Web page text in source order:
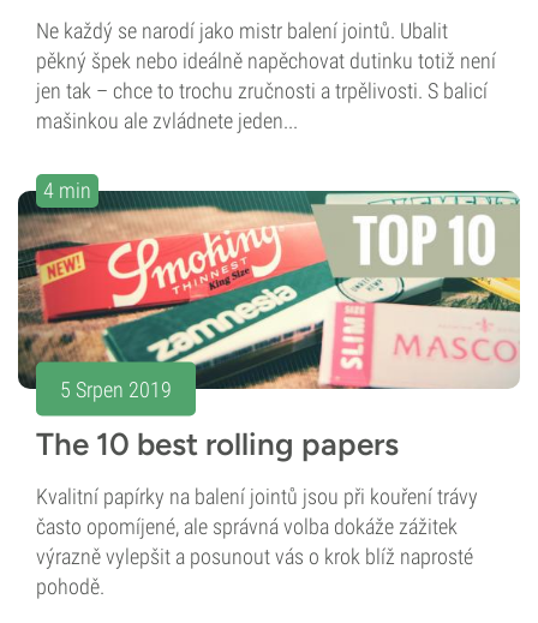
Ne každý se narodí jako mistr balení jointů. Ubalit
pěkný špek nebo ideálně napěchovat dutinku totiž není
jen tak – chce to trochu zručnosti a trpělivosti. S balicí
mašinkou ale zvládnete jeden...
4 min
5 Srpen 2019
The 10 best rolling papers
Kvalitní papírky na balení jointů jsou při kouření trávy
často opomíjené, ale správná volba dokáže zážitek
výrazně vylepšit a posunout vás o krok blíž naprosté
pohodě.